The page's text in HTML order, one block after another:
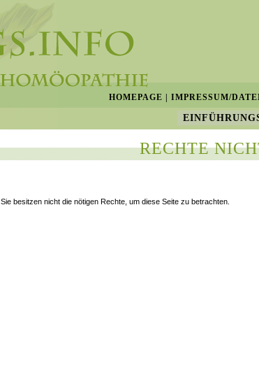
HOMEPAGE IMPRESSUM/
RECHTE
Sie besitzen nicht die nötigen Rechte, um diese Seite zu betrachten.